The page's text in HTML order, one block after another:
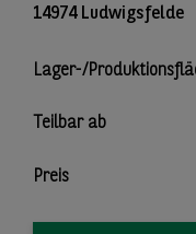
14974 Ludwigsfelde
Lager-/
Teilbar ab
Preis